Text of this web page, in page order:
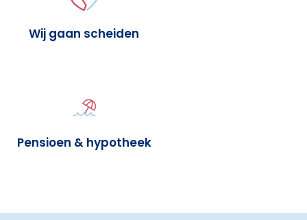
Wij gaan scheiden
Pensioen & hypotheek